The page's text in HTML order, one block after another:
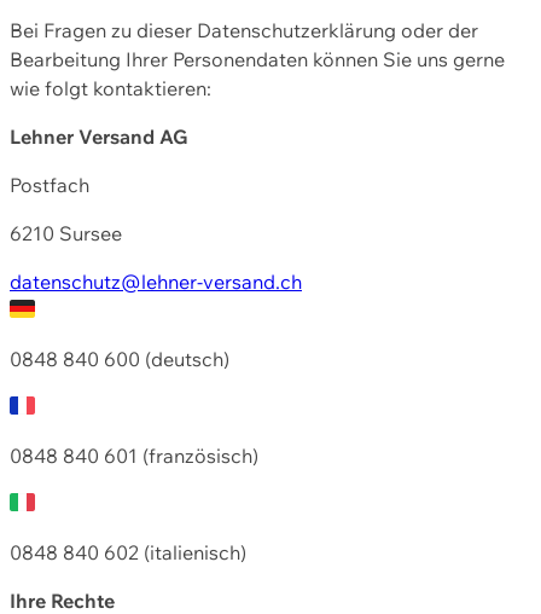
Bei Fragen zu dieser Datenschutzerklärung oder der
Bearbeitung Ihrer Personendaten können Sie uns gerne
wie folgt kontaktieren:
Lehner Versand AG
Postfach
6210 Sursee
datenschutz@lehner-versand.ch
0848 840 600 (deutsch)
0848 840 601 (französisch)
0848 840 602 (italienisch)
Ihre Rechte